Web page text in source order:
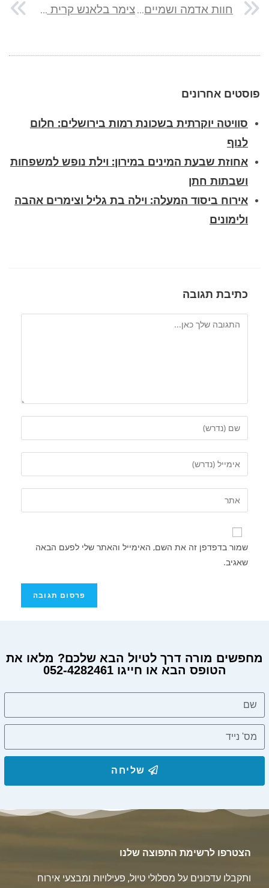
חוות אדמה ושמיים: חוויית חופש לקבוצות גדולות צימר בלאנש קרית שמונה: חופשה מפנקת בגליל העליון
פוסטים אחרונים
סוויטה יוקרתית בשכונת רמות בירושלים: חלום
לנוף
אחוזת שבעת המינים במירון: וילת נופש למשפחות
ושבתות חתן
אירוח ביסוד המעלה: וילה בת גליל וצימרים אהבה
ולימונים
כתיבת תגובה
שמור בדפדפן זה את השם, האימייל והאתר שלי לפעם הבאה
שאגיב.
מחפשים מורה דרך לטיול הבא שלכם? מלאו את
הטופס הבא או חייגו 052-4282461
שליחה
הצטרפו לרשימת התפוצה שלנו
ותקבלו עדכונים על מסלולי טיול, פעילויות ומבצעי אירוח